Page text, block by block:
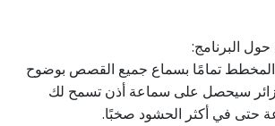
البرنامج:
تمامًا بسماع جميع القصص بوضوح
زائر سيحصل على سماعة أذن تسمح لك
حتى في أكثر الحشود صخبًا.